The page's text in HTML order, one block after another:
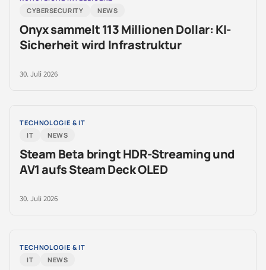
CYBERSECURITY
NEWS
Onyx sammelt 113 Millionen Dollar: KI-
Sicherheit wird Infrastruktur
30. Juli 2026
TECHNOLOGIE & IT
IT
NEWS
Steam Beta bringt HDR-Streaming und
AV1 aufs Steam Deck OLED
30. Juli 2026
TECHNOLOGIE & IT
IT
NEWS